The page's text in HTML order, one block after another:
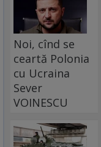
Noi, cînd se
ceartă Polonia
cu Ucraina
Sever
VOINESCU